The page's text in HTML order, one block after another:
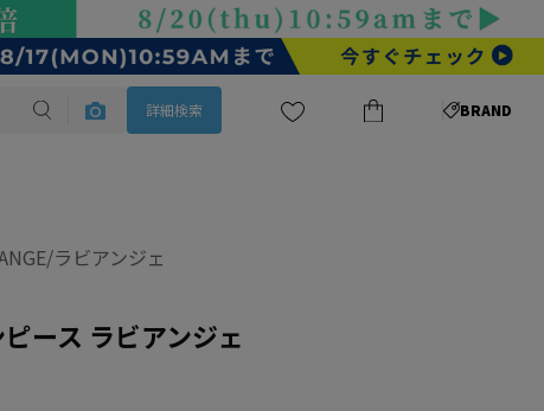
詳細検索 BRAND
ラビアンジェ
ース ラビアンジェ